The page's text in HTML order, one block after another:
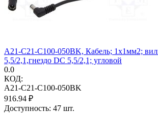
A21-C21-C100-050BK, Кабель; 1x1мм2;
5,5/2,1,гнездо DC 5,5/2,1; угловой
0.0
КОД:
A21-C21-C100-050BK
916.94 ₽
Доступность: 47 шт.